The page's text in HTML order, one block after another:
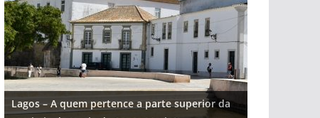
Lagos – A quem pertence a parte superior da